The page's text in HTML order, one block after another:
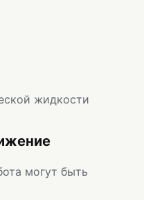
жидкости
могут быть